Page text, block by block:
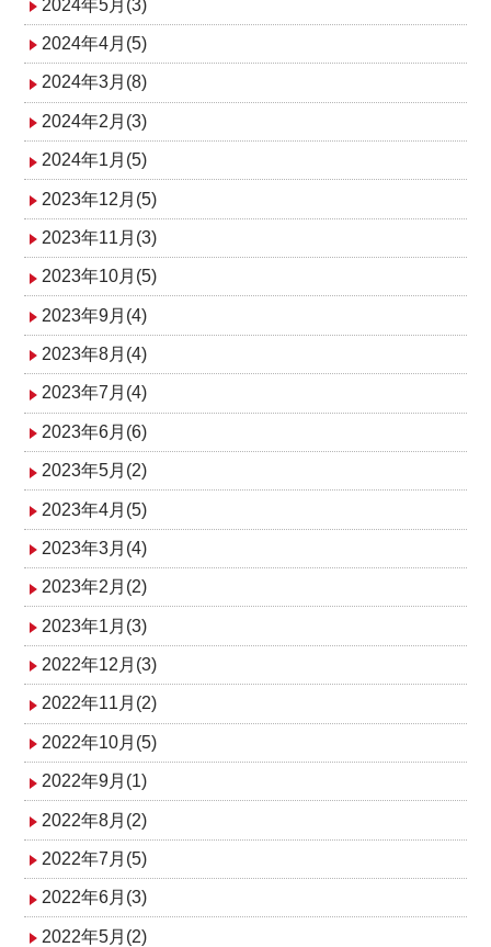
2024年5月(3)
2024年4月(5)
2024年3月(8)
2024年2月(3)
2024年1月(5)
2023年12月(5)
2023年11月(3)
2023年10月(5)
2023年9月(4)
2023年8月(4)
2023年7月(4)
2023年6月(6)
2023年5月(2)
2023年4月(5)
2023年3月(4)
2023年2月(2)
2023年1月(3)
2022年12月(3)
2022年11月(2)
2022年10月(5)
2022年9月(1)
2022年8月(2)
2022年7月(5)
2022年6月(3)
2022年5月(2)